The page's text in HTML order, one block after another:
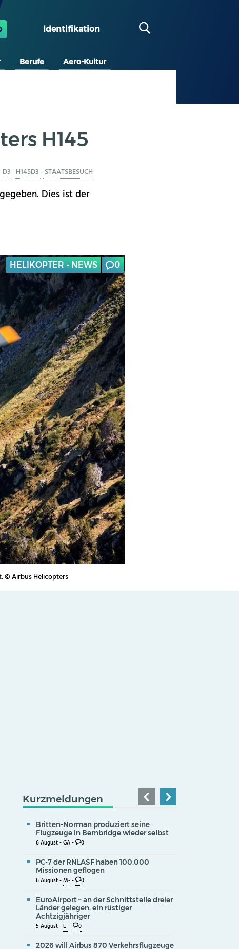
Identifikation
Berufe Aero-Kultur
H145
D3-H145D3- STAATSBESUCH
Dies ist der
HELIKOPTER - NEWS 0
© Airbus Helicopters
Kurzmeldungen
Britten-Norman produziert seine
Flugzeuge in Bembridge wieder selbst
6 August -GA- 0
PC-7 der RNLASF haben 100.000
Missionen geflogen
6 August -M-- 0
EuroAirport – an der Schnittstelle dreier
Länder gelegen, ein rüstiger
Achtzigjähriger
5 August -L-- 0
2026 will Airbus 870 Verkehrsflugzeuge